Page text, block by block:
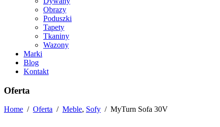
Obrazy
Poduszki
Tapety
Tkaniny
Wazony
Marki
Blog
Kontakt
Oferta
Home / Oferta / Meble, Sofy / MyTurn Sofa 30V